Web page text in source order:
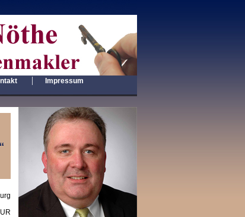
| Impressum